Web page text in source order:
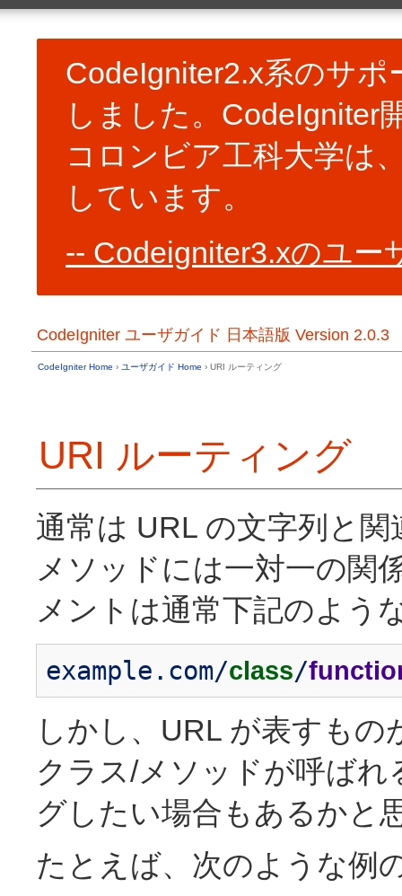
目次
サーバ必要条件
ライセンス契約書 (原文と参考訳)
変更履歴
インストール
CodeIgniter のダウンロード
インストール方法
イントロダクション
CodeIgniter の簡単な紹介
サポートしている機能
アプリケーションフローチャート
Model-View-Controller
一般的なトピック
CodeIgniter の URL
予約語一覧
ビュー
モデル
ヘルパー関数
CodeIgniter ライブラリの使用
ユーザライブラリの作成
CodeIgniter ドライバの使用
リソースの自動読み込み
共通関数
エラー処理
アプリケーションのプロファ
CLI からの実行
アプリケーションの管理
ドキュメントを書く
その他の情報源
コミュニティフォーラム (英語)
コミュニティ Wiki (英語)
CodeIgniter2.x系のサ
しました。CodeIgniter
コロンビア工科大学は
しています。
Codeigniter3.xのユー
CodeIgniter ユーザガイド 日本語版 Version 2.0.3
CodeIgniter Home › ユーザガイド Home › URI ルーティング
URI ルーティング
通常は URL の文字列と
メソッドには一対一の関
メントは通常下記のよう
example.com/class/
しかし、URL が表すも
クラス/メソッドが呼ば
グしたい場合もあるかと
たとえば、次のような例